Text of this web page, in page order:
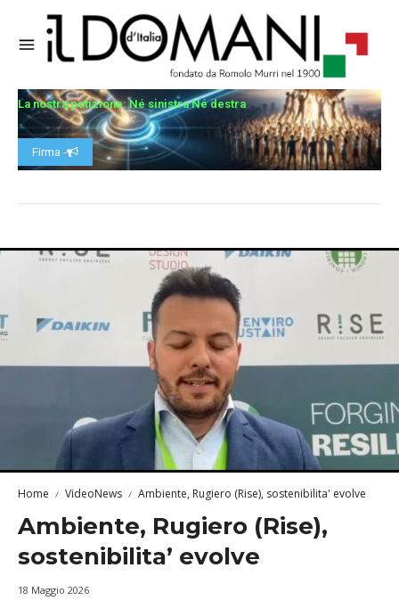
La nostra petizione: Né sinistra Né destra
Firma -
Home VideoNews Ambiente, Rugiero (Rise), sostenibilita' evolve
Ambiente, Rugiero (Rise),
sostenibilita’ evolve
18 Maggio 2026